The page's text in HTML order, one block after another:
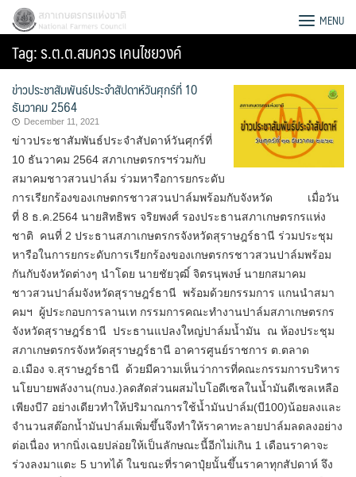
Skip
content
Search
for:
สภาเกษตรกรแห่งชาติ MENU
Tag:ร.ต.ต.สมควร เคนไชยวงค์
ข่าวประชาสัมพันธ์ประจำสัปดาห์วันศุกร์ที่ 10
ธันวาคม 2564
December 11, 2021
ข่าวประชาสัมพันธ์ประจำสัปดาห์วันศุกร์ที่
10 ธันวาคม 2564 สภาเกษตรกรฯร่วมกับ
สมาคมชาวสวนปาล์ม ร่วมหารือการยกระดับ
การเรียกร้องของเกษตกรชาวสวนปาล์มพร้อมกับจังหวัด เมื่อวัน
ที่ 8 ธ.ค.2564 นายสิทธิพร จริยพงศ์ รองประธานสภาเกษตรกรแห่ง
ชาติ​ คนที่​ 2 ประธานสภาเกษตรกรจังหวัดสุราษฎร์ธานี ร่วมประชุม
หารือในการยกระดับการเรียกร้องของเกษตรกรชาวสวนปาล์มพร้อม
กันกับจังหวัดต่างๆ นำโดย นายชัยวุฒิ์ จิตรนุพงษ์ นายกสมาคม
ชาวสวนปาล์มจังหวัดสุราษฎร์ธานี พร้อมด้วยกรรมการ แกนนำสมา
คมฯ ผู้ประกอบการลานเท กรรมการคณะทำงานปาล์มสภาเกษตรกร
จังหวัดสุราษฎร์ธานี ประธานแปลงใหญ่ปาล์มน้ำมัน ณ ห้องประชุม
สภาเกษตรกรจังหวัดสุราษฎร์ธานี อาคารศูนย์ราชการ ต.ตลาด
อ.เมือง จ.สุราษฎร์ธานี​ ด้วยมีความเห็นว่าการที่คณะกรรมการบริหาร
นโยบายพลังงาน(กบง.)ลดสัดส่วนผสมไบโอดีเซลในน้ำมันดีเซลเหลือ
เพียงบี7 อย่างเดียวทำให้ปริมาณการใช้น้ำมันปาล์ม(บี100)น้อยลงและ
จำนวนสต๊อกน้ำมันปาล์มเพิ่มขึ้นจึงทำให้ราคาทะลายปาล์มลดลงอย่าง
ต่อเนื่อง หากนิ่งเฉยปล่อยให้เป็นลักษณะนี้อีกไม่เกิน 1 เดือนราคาจะ
ร่วงลงมาแตะ 5​ บาทได้ ในขณะที่ราคาปุ๋ยนั้นขึ้นราคาทุกสัปดาห์ จึง